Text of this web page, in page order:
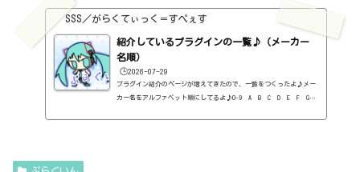
VERBED（2B Played Music・リバーブ・有料）2B Shaped Filter（2
B Played Music・フィルタープラグイン・有料）3-Band EQ（Kilohe
arts・EQ・無料）40'S VERY OWN DRUMS（NATIVE INSTRUMENTS・ドラ
ム...
SSS／がらくてぃっく＝すぺぇす
紹介しているプラグインの一覧♪（メーカー
名順）
🕒️2026-07-29
プラグイン紹介のページが増えてきたので、一覧をつくったよ♪メー
カー名をアルファベット順にしてるよ♪0-9 A B C D E F G
ぷらぐいん